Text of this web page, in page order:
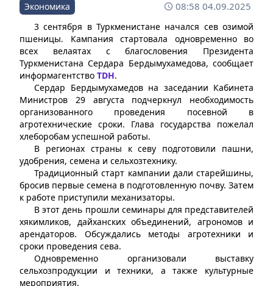
Экономика 08:58 04.09.2025
3 сентября в Туркменистане начался сев озимой
пшеницы. Кампания стартовала одновременно во
всех велаятах c благословения Президента
Туркменистана Сердара Бердымухамедова, сообщает
информагентство TDH.
Сердар Бердымухамедов на заседании Кабинета
Министров 29 августа подчеркнул необходимость
организованного проведения посевной в
агротехнические сроки. Глава государства пожелал
хлеборобам успешной работы.
В регионах страны к севу подготовили пашни,
удобрения, семена и сельхозтехнику.
Традиционный старт кампании дали старейшины,
бросив первые семена в подготовленную почву. Затем
к работе приступили механизаторы.
В этот день прошли семинары для представителей
хякимликов, дайханских объединений, агрономов и
арендаторов. Обсуждались методы агротехники и
сроки проведения сева.
Одновременно организовали выставку
сельхозпродукции и техники, а также культурные
мероприятия.